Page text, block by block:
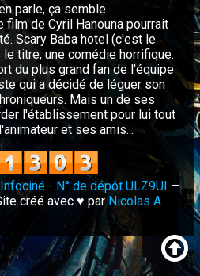
parle, ça semble
film de Cyril Hanouna pourrait
Scary Baba hotel (c'est le
titre, une comédie horrifique.
du plus grand fan de l'équipe
qui a décidé de léguer son
Mais un de ses
l'établissement pour lui tout
et ses amis...
- N° de dépôt ULZ9UI —
créé avec ♥ par Nicolas A.